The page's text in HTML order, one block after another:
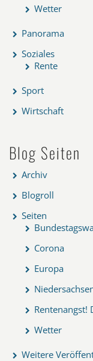
Wetter
Panorama
Soziales
Rente
Sport
Wirtschaft
Blog Seiten
Archiv
Blogroll
Seiten
Corona
Europa
Rentenangst!
Wetter
Weitere